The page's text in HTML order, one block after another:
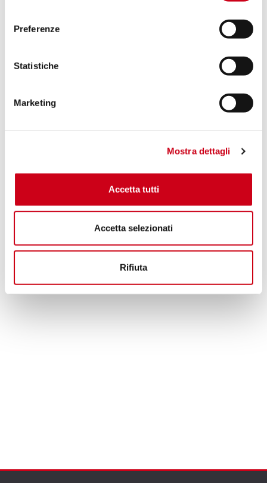
Preferenze
Statistiche
Marketing
Mostra dettagli
Accetta tutti
Accetta selezionati
Rifiuta